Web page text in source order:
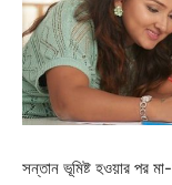
সন্তান ভূমিষ্ট হওয়ার পর